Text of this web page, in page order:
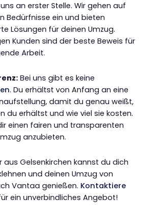
an erster Stelle. Wir gehen auf
Bedürfnisse ein und bieten
Lösungen für deinen Umzug.
Kunden sind der beste Beweis für
Arbeit.
Bei uns gibt es keine
. Du erhältst von Anfang an eine
damit du genau weißt,
du erhältst und wie viel sie kosten.
einen fairen und transparenten
anzubieten.
aus Gelsenkirchen kannst du dich
und deinen Umzug von
Vantaa genießen. Kontaktiere
ein unverbindliches Angebot!